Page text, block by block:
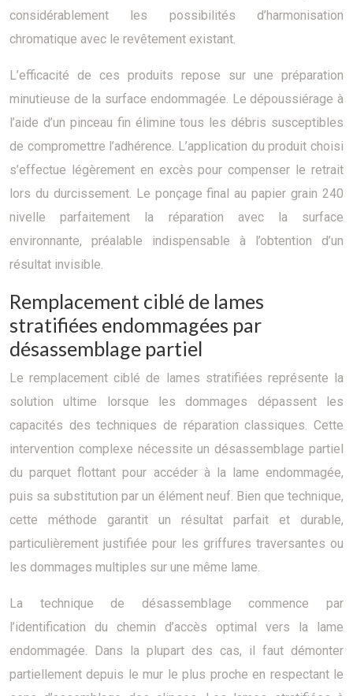
considérablement les possibilités d’harmonisation
chromatique avec le revêtement existant.
L’efficacité de ces produits repose sur une préparation
minutieuse de la surface endommagée. Le dépoussiérage à
l’aide d’un pinceau fin élimine tous les débris susceptibles
de compromettre l’adhérence. L’application du produit choisi
s’effectue légèrement en excès pour compenser le retrait
lors du durcissement. Le ponçage final au papier grain 240
nivelle parfaitement la réparation avec la surface
environnante, préalable indispensable à l’obtention d’un
résultat invisible.
Remplacement ciblé de lames
stratifiées endommagées par
désassemblage partiel
Le remplacement ciblé de lames stratifiées représente la
solution ultime lorsque les dommages dépassent les
capacités des techniques de réparation classiques. Cette
intervention complexe nécessite un désassemblage partiel
du parquet flottant pour accéder à la lame endommagée,
puis sa substitution par un élément neuf. Bien que technique,
cette méthode garantit un résultat parfait et durable,
particulièrement justifiée pour les griffures traversantes ou
les dommages multiples sur une même lame.
La technique de désassemblage commence par
l’identification du chemin d’accès optimal vers la lame
endommagée. Dans la plupart des cas, il faut démonter
partiellement depuis le mur le plus proche en respectant le